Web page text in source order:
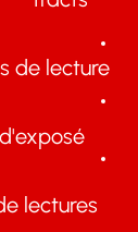
de lecture
lectures